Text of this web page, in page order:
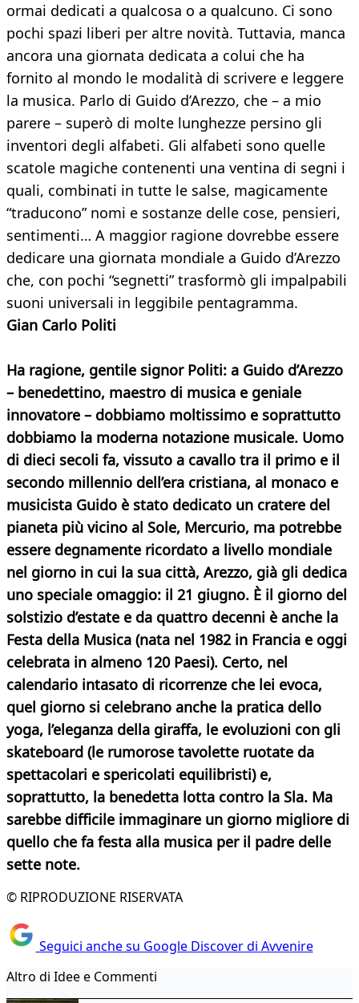
ormai dedicati a qualcosa o a qualcuno. Ci sono
pochi spazi liberi per altre novità. Tuttavia, manca
ancora una giornata dedicata a colui che ha
fornito al mondo le modalità di scrivere e leggere
la musica. Parlo di Guido d’Arezzo, che – a mio
parere – superò di molte lunghezze persino gli
inventori degli alfabeti. Gli alfabeti sono quelle
scatole magiche contenenti una ventina di segni i
quali, combinati in tutte le salse, magicamente
“traducono” nomi e sostanze delle cose, pensieri,
sentimenti… A maggior ragione dovrebbe essere
dedicare una giornata mondiale a Guido d’Arezzo
che, con pochi “segnetti” trasformò gli impalpabili
suoni universali in leggibile pentagramma.
Gian Carlo Politi
Ha ragione, gentile signor Politi: a Guido d’Arezzo
– benedettino, maestro di musica e geniale
innovatore – dobbiamo moltissimo e soprattutto
dobbiamo la moderna notazione musicale. Uomo
di dieci secoli fa, vissuto a cavallo tra il primo e il
secondo millennio dell’era cristiana, al monaco e
musicista Guido è stato dedicato un cratere del
pianeta più vicino al Sole, Mercurio, ma potrebbe
essere degnamente ricordato a livello mondiale
nel giorno in cui la sua città, Arezzo, già gli dedica
uno speciale omaggio: il 21 giugno. È il giorno del
solstizio d’estate e da quattro decenni è anche la
Festa della Musica (nata nel 1982 in Francia e oggi
celebrata in almeno 120 Paesi). Certo, nel
calendario intasato di ricorrenze che lei evoca,
quel giorno si celebrano anche la pratica dello
yoga, l’eleganza della giraffa, le evoluzioni con gli
skateboard (le rumorose tavolette ruotate da
spettacolari e spericolati equilibristi) e,
soprattutto, la benedetta lotta contro la Sla. Ma
sarebbe difficile immaginare un giorno migliore di
quello che fa festa alla musica per il padre delle
sette note.
© RIPRODUZIONE RISERVATA
Seguici anche su Google Discover di Avvenire
Altro di Idee e Commenti